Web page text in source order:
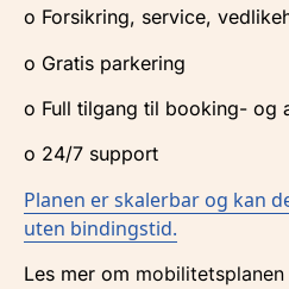
o Forsikring, service,
o Gratis parkering
o Full tilgang til booking- og
o 24/7 support
Planen er skalerbar og kan
uten bindingstid.
Les mer om mobilitetsplanen